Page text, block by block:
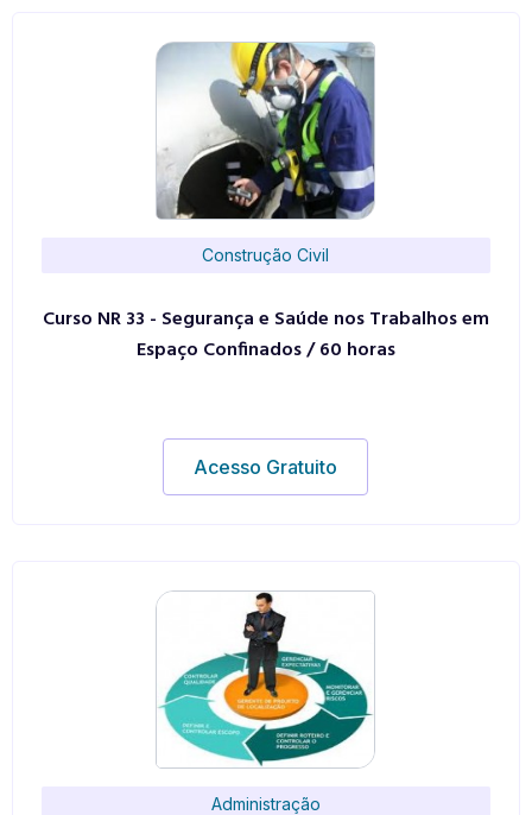
Construção Civil
Curso NR 33 - Segurança e Saúde nos Trabalhos em
Espaço Confinados / 60 horas
Acesso Gratuito
Administração